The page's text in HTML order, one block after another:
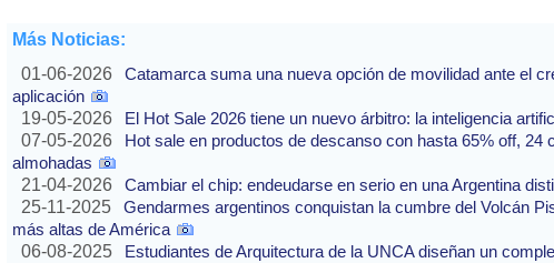
Más Noticias:
01-06-2026
Catamarca suma una nueva opción de movilidad ante el
aplicación
19-05-2026
El Hot Sale 2026 tiene un nuevo árbitro: la inteligencia
07-05-2026
Hot sale en productos de descanso con hasta 65% off, 24
almohadas
21-04-2026
Cambiar el chip: endeudarse en serio en una Argentina
25-11-2025
Gendarmes argentinos conquistan la cumbre del Volcán
más altas de América
06-08-2025
Estudiantes de Arquitectura de la UNCA diseñan un